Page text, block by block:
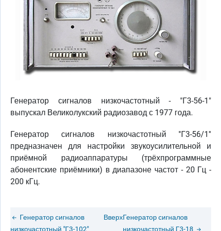
Генератор сигналов низкочастотный - "Г3-56-1"
выпускал Великолукский радиозавод с 1977 года.
Генератор сигналов низкочастотный ''Г3-56/1''
предназначен для настройки звукоусилительной и
приёмной радиоаппаратуры (трёхпрограммные
абонентские приёмники) в диапазоне частот - 20 Гц -
200 кГц.
Генератор сигналов
ВверхГенератор сигналов